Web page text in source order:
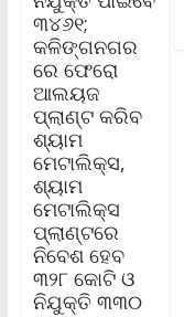
୩୪୬୧;
କଳିଙ୍ଗନଗର
ରେ ଫେରୋ
ଆଲୟଜ
ପ୍ଲାଣ୍ଟ କରିବ
ଶ୍ୟାମ
ମେଟାଲିକ୍ସ,
ଶ୍ୟାମ
ମେଟାଲିକ୍ସ
ପ୍ଲାଣ୍ଟରେ
ନିବେଶ ହେବ
୩୨୮ କୋଟି ଓ
ନିଯୁକ୍ତି ୩୩୦